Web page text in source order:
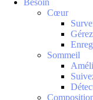
Besoin
Cœur
Sommeil